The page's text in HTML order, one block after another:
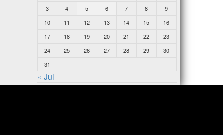
3
4 5 6 7 8
9
10
11 12 13 14 15
16
17
18 19 20 21 22
23
24
25 26 27 28 29
30
31
« Jul